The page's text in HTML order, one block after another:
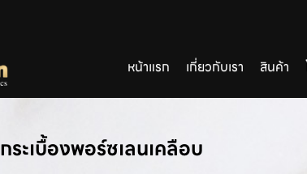
หน้าแรก เกี่ยวกับเรา สินค้า
กระเบื้องพอร์ซเลนเคลือบ